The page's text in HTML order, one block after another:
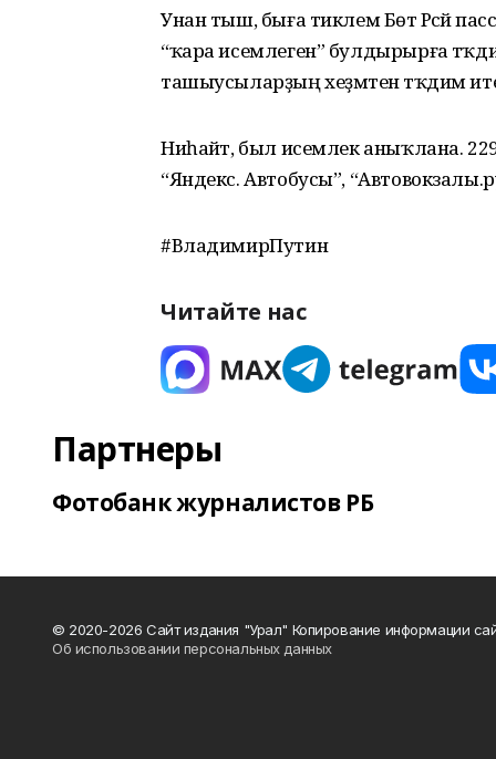
Унан тыш, быға тиклем Бөтә Рәсәй
“ҡара исемлеген” булдырырға
ташыусыларҙың хеҙмәтен тәҡдим
Ниһайәт, был исемлек аныҡлана. 229
“Яндекс. Автобусы”,
#ВладимирПутин
Читайте нас
Партнеры
Фотобанк журналистов РБ
© 2020-2026 Сайт издания "Урал" Копирование информации
Об использовании персональных данных